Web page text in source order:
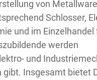
von
Schlosser,
und im Einzelhandel
werden
und
Insgesamt bietet